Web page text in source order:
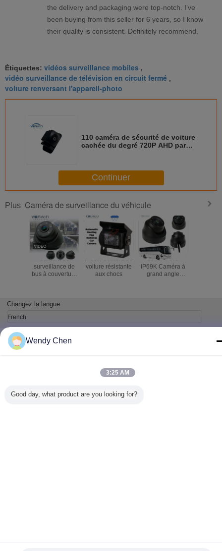
the delivery and packaging were top-notch. I’ve
been buying from this seller for 6 years, so I know
their quality is consistent. Definitely recommend.
Étiquettes: vidéos surveillance mobiles ,
vidéo surveillance de télévision en circuit fermé ,
voiture renversant l'appareil-photo
110 caméra de sécurité de voiture
cachée du degré 720P AHD par
Continuer
Plus Caméra de surveillance du véhicule
Caméra de
surveillance de
bus à couverture
IP69K Caméra de
voiture résistante
aux chocs
1080P AHD
IP69K Caméra à
grand angle
Changez la langue
French
Plan du site|Politique de confidentialité
Copyright © 2016 - 2026 Shenzhen Vanwin Tracking Co.,Ltd.
Wendy Chen
3:25 AM
Good day, what product are you looking for?